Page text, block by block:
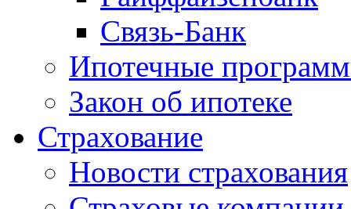
Связь-Банк
Ипотечные
Закон об ипотеке
Страхование
Новости страхования